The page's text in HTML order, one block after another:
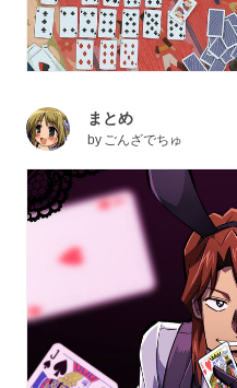
まとめ
by ごんざでちゅ